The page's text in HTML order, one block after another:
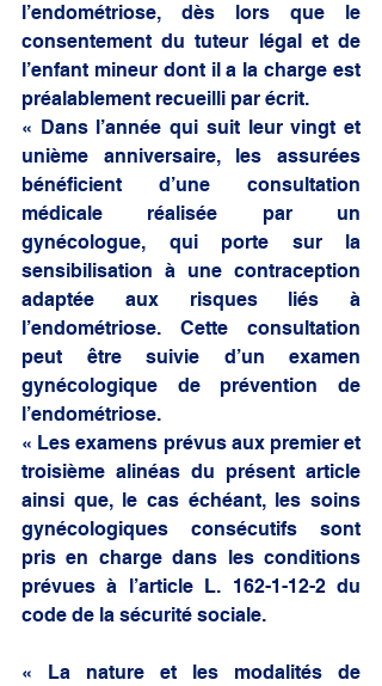
l’endométriose, dès lors que le
consentement du tuteur légal et de
l’enfant mineur dont il a la charge est
préalablement recueilli par écrit.
« Dans l’année qui suit leur vingt et
unième anniversaire, les assurées
bénéficient d’une consultation
médicale réalisée par un
gynécologue, qui porte sur la
sensibilisation à une contraception
adaptée aux risques liés à
l’endométriose. Cette consultation
peut être suivie d’un examen
gynécologique de prévention de
l’endométriose.
« Les examens prévus aux premier et
troisième alinéas du présent article
ainsi que, le cas échéant, les soins
gynécologiques consécutifs sont
pris en charge dans les conditions
prévues à l’article L. 162-1-12-2 du
code de la sécurité sociale.
« La nature et les modalités de